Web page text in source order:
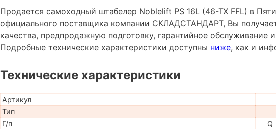
Продается самоходный штабелер Noblelift PS 16L (46-TX FFL) в
официального поставщика компании СКЛАДСТАНДАРТ, Вы
качества, предпродажную подготовку, гарантийное обслуживание
Подробные технические характеристики доступны ниже, как и
Технические характеристики
Артикул
Тип
Г/п
Q